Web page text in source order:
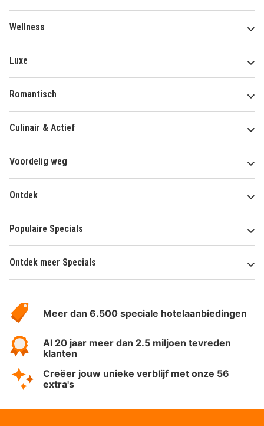
Wellness
Luxe
Romantisch
Culinair & Actief
Voordelig weg
Ontdek
Populaire Specials
Ontdek meer Specials
HotelSpecials
Meer dan 6.500 speciale hotelaanbiedingen
Al 20 jaar meer dan 2.5 miljoen tevreden
klanten
Creëer jouw unieke verblijf met onze 56
extra's